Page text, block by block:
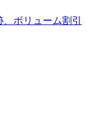
ボリューム割引